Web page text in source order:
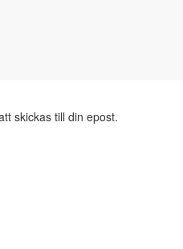
skickas till din epost.